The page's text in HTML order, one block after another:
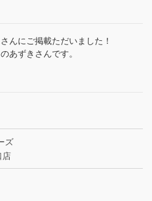
んにご掲載ただいました！
あずきさんです。
ズ
店